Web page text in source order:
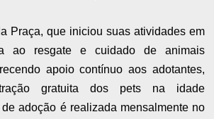
Praça, que iniciou suas atividades em
ao resgate e cuidado de animais
apoio contínuo aos adotantes,
gratuita dos pets na idade
adoção é realizada mensalmente no